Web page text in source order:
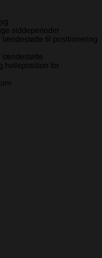
siddeperioder
lændestøtte til positionering
lændestøtte
hvileposition for